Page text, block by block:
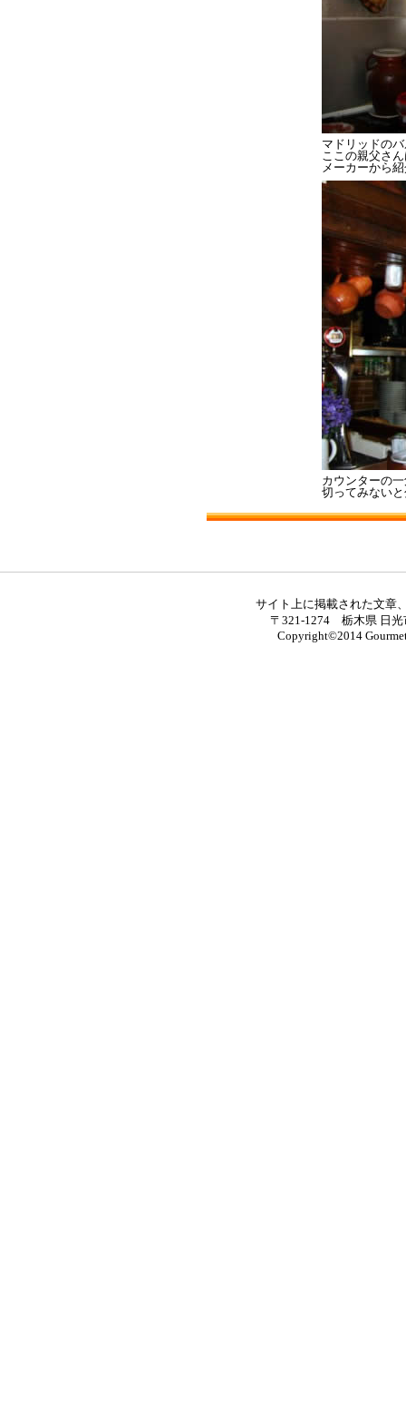
マドリッドの
ここの親父さ
メーカーから
カウンターの
切ってみない
サイト上に掲載された文章
〒321-1274 栃木県 日光
Copyright©2014